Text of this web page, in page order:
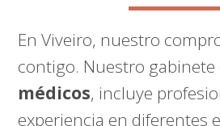
En Viveiro, nuestro
contigo. Nuestro gabinete
médicos, incluye
experiencia en diferentes